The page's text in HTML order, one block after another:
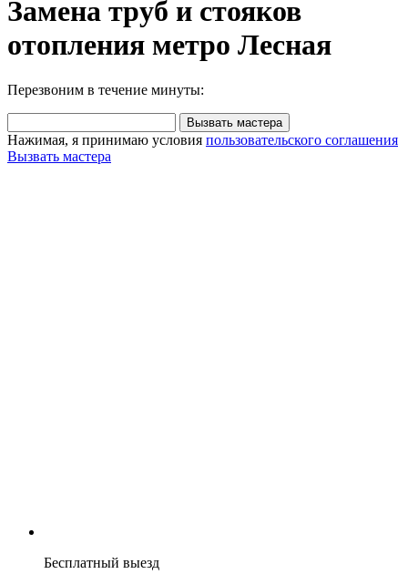
Замена труб и стояков
отопления метро Лесная
Перезвоним в течение минуты:
Вызвать мастера
Нажимая, я принимаю условия пользовательского соглашения
Вызвать мастера
Бесплатный выезд